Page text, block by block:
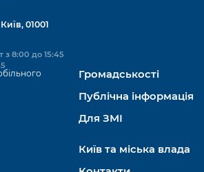
01001
з 8:00 до 15:45
Громадськості
Публічна інформація
Для ЗМІ
Київ та міська влада